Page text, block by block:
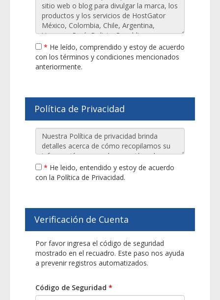
* He leído, comprendido y estoy de acuerdo
con los términos y condiciones mencionados
anteriormente.
Política de Privacidad
* He leido, entendido y estoy de acuerdo
con la Política de Privacidad.
Verificación de Cuenta
Por favor ingresa el código de seguridad
mostrado en el recuadro. Este paso nos ayuda
a prevenir registros automatizados.
Código de Seguridad *